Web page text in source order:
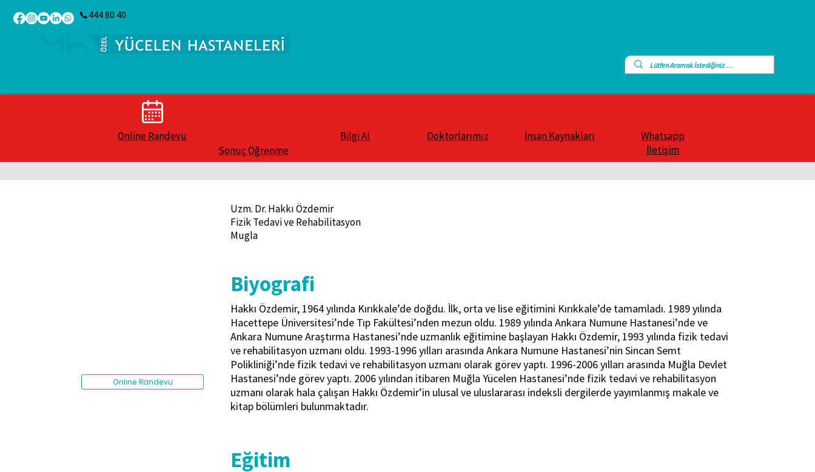
📞444 80 40
Online Randevu
Sonuç Öğrenme
Bilgi Al Doktorlarımız İnsan Kaynakları
Whatsapp
İletişim
Uzm. Dr. Hakkı Özdemir
Fizik Tedavi ve Rehabilitasyon
Mugla
Biyografi
Hakkı Özdemir, 1964 yılında Kırıkkale’de doğdu. İlk, orta ve lise eğitimini Kırıkkale’de tamamladı. 1989 yılında
Hacettepe Üniversitesi’nde Tıp Fakültesi’nden mezun oldu. 1989 yılında Ankara Numune Hastanesi’nde ve
Ankara Numune Araştırma Hastanesi’nde uzmanlık eğitimine başlayan Hakkı Özdemir, 1993 yılında fizik tedavi
ve rehabilitasyon uzmanı oldu. 1993-1996 yılları arasında Ankara Numune Hastanesi’nin Sincan Semt
Polikliniği’nde fizik tedavi ve rehabilitasyon uzmanı olarak görev yaptı. 1996-2006 yılları arasında Muğla Devlet
Hastanesi’nde görev yaptı. 2006 yılından itibaren Muğla Yücelen Hastanesi’nde fizik tedavi ve rehabilitasyon
uzmanı olarak hala çalışan Hakkı Özdemir’in ulusal ve uluslararası indeksli dergilerde yayımlanmış makale ve
kitap bölümleri bulunmaktadır.
Eğitim
Online Randevu